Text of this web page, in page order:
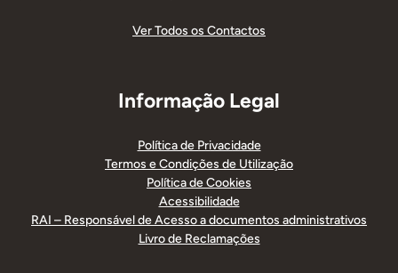
Ver Todos os Contactos
Informação Legal
Política de Privacidade
Termos e Condições de Utilização
Política de Cookies
Acessibilidade
RAI – Responsável de Acesso a documentos administrativos
Livro de Reclamações